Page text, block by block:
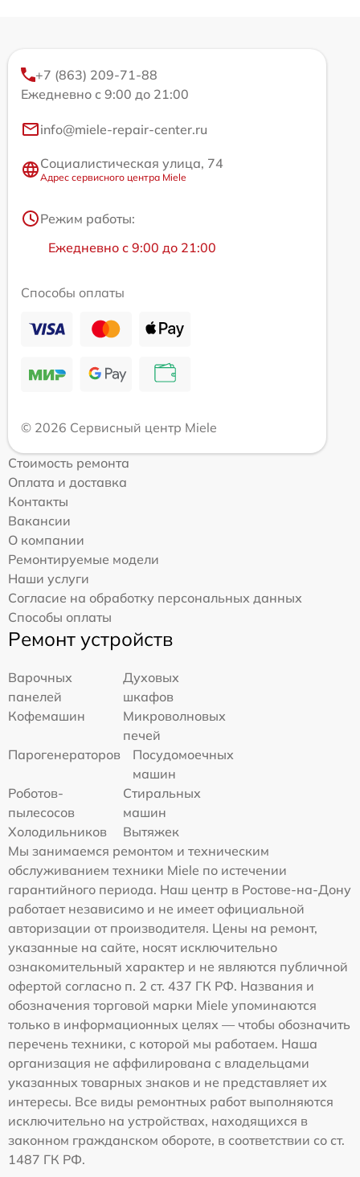
+7 (863) 209-71-88
Ежедневно с 9:00 до 21:00
info@miele-repair-center.ru
Социалистическая улица, 74
Адрес сервисного центра Miele
Режим работы:
Ежедневно с 9:00 до 21:00
Способы оплаты
© 2026 Сервисный центр Miele
Стоимость ремонта
Оплата и доставка
Контакты
Вакансии
О компании
Ремонтируемые модели
Наши услуги
Согласие на обработку персональных данных
Способы оплаты
Ремонт устройств
Варочных
панелей
Духовых
шкафов
Кофемашин
Микроволновых
печей
Парогенераторов
Посудомоечных
машин
Роботов-
пылесосов
Стиральных
машин
Холодильников
Вытяжек
Мы занимаемся ремонтом и техническим
обслуживанием техники Miele по истечении
гарантийного периода. Наш центр в Ростове-на-Дону
работает независимо и не имеет официальной
авторизации от производителя. Цены на ремонт,
указанные на сайте, носят исключительно
ознакомительный характер и не являются публичной
офертой согласно п. 2 ст. 437 ГК РФ. Названия и
обозначения торговой марки Miele упоминаются
только в информационных целях — чтобы обозначить
перечень техники, с которой мы работаем. Наша
организация не аффилирована с владельцами
указанных товарных знаков и не представляет их
интересы. Все виды ремонтных работ выполняются
исключительно на устройствах, находящихся в
законном гражданском обороте, в соответствии со ст.
1487 ГК РФ.